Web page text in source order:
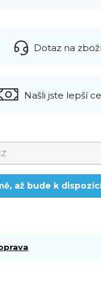
Dotaz na
Našli jste lepší
až bude k